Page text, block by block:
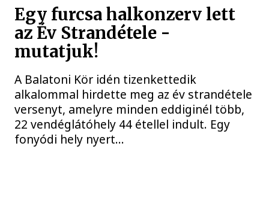
Egy furcsa halkonzerv lett
az Év Strandétele -
mutatjuk!
A Balatoni Kör idén tizenkettedik
alkalommal hirdette meg az év strandétele
versenyt, amelyre minden eddiginél több,
22 vendéglátóhely 44 étellel indult. Egy
fonyódi hely nyert...